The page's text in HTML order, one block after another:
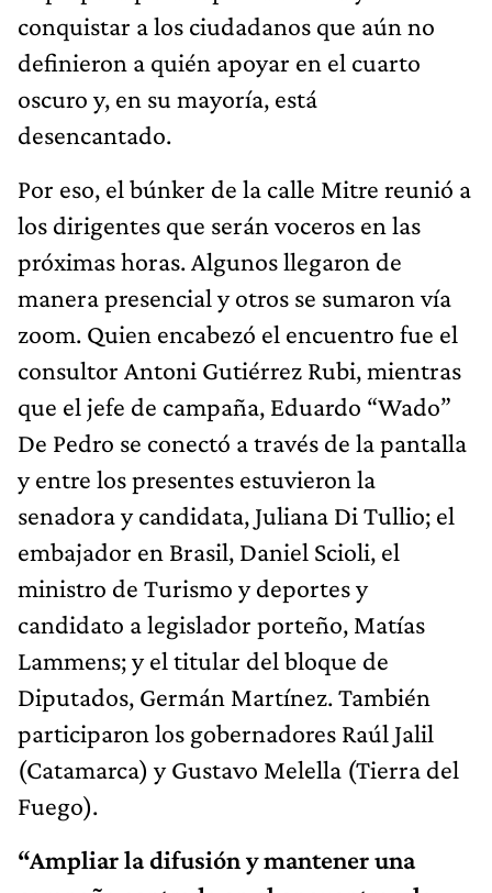
conquistar a los ciudadanos que aún no
definieron a quién apoyar en el cuarto
oscuro y, en su mayoría, está
desencantado.
Por eso, el búnker de la calle Mitre reunió a
los dirigentes que serán voceros en las
próximas horas. Algunos llegaron de
manera presencial y otros se sumaron vía
zoom. Quien encabezó el encuentro fue el
consultor Antoni Gutiérrez Rubi, mientras
que el jefe de campaña, Eduardo “Wado”
De Pedro se conectó a través de la pantalla
y entre los presentes estuvieron la
senadora y candidata, Juliana Di Tullio; el
embajador en Brasil, Daniel Scioli, el
ministro de Turismo y deportes y
candidato a legislador porteño, Matías
Lammens; y el titular del bloque de
Diputados, Germán Martínez. También
participaron los gobernadores Raúl Jalil
(Catamarca) y Gustavo Melella (Tierra del
Fuego).
“Ampliar la difusión y mantener una